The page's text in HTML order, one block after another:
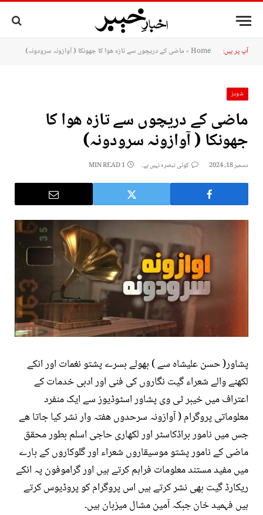
آپ پر ہیں: Home
» ماضی کے دریچوں سے تازہ ھوا کا جھونکا ( آوازونہ سرودونہ)
شوبز
ماضی کے دریچوں سے تازہ ھوا کا
جھونکا ( آوازونہ سرودونہ)
دسمبر 18, 2024 کوئی تبصرہ نہیں ہے۔ 1 MIN READ
پشاور( حسن علیشاہ سے ) بھولے بسرے پشتو نغمات اور انکے
لکھنے والے شعراء گیت نگاروں کی فنی اور ادبی خدمات کے
اعتراف میں خیبر ٹی وی پشاور اسٹوڈیوز سے ایک منفرد
معلوماتی پروگرام ( آوازونہ سرحدوں ھفتہ وار نشر کیا جاتا ھے
جس میں نامور براڈکاسٹر اور لکھاری حاجی اسلم بطور محقق
ماضی کے نامور پشتو موسیقاروں شعراء اور گلوکاروں کے بارے
میں مفید مستند معلومات فراہم کرتے ہیں اور گراموفون پہ انکے
ریکارڈ گیت بھی نشر کرتے ہیں اس پروگرام کو پروڈیوس کرتے
ہیں فہمید خان جبکہ آمین مشال میزبان ہیں۔